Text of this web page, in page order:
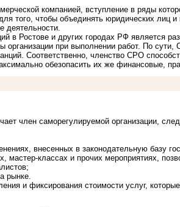
компанией, вступление в ряды
того, чтобы объединять юридических лиц и
деятельности.
в Ростове и других городах РФ является
организации при выполнении работ. По
Соответственно, членство СРО
обезопасить их же финансовые,
член саморегулируемой организации,
внесенных в законодательную базу
мастер-классах и прочих мероприятиях,
рынке.
и фиксирования стоимости услуг, которые